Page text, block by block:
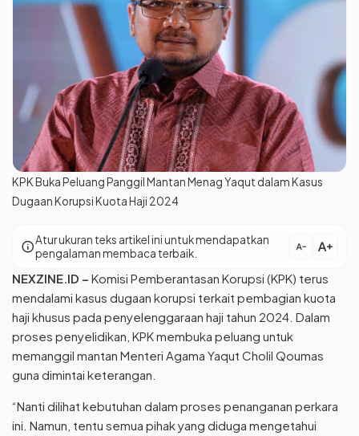
KPK Buka Peluang Panggil Mantan Menag Yaqut dalam Kasus
Dugaan Korupsi Kuota Haji 2024
infoAtur ukuran teks artikel ini untuk mendapatkan
pengalaman membaca terbaik.
text_decrease text_increase
NEXZINE.ID – Komisi Pemberantasan Korupsi (KPK) terus
mendalami kasus dugaan korupsi terkait pembagian kuota
haji khusus pada penyelenggaraan haji tahun 2024. Dalam
proses penyelidikan, KPK membuka peluang untuk
memanggil mantan Menteri Agama Yaqut Cholil Qoumas
guna dimintai keterangan.
“Nanti dilihat kebutuhan dalam proses penanganan perkara
ini. Namun, tentu semua pihak yang diduga mengetahui